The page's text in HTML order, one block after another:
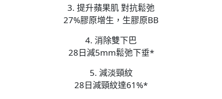
3. 提升蘋果肌 對抗鬆弛
27%膠原增生，生膠原BB
4. 消除雙下巴
28日減5mm鬆弛下垂*
5. 減淡頸紋
28日減頸紋達61%*